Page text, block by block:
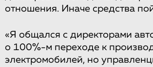
отношения. Иначе средства
«Я общался с директорами
о 100%-м переходе к
электромобилей, но